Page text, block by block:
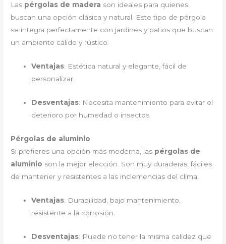
Las pérgolas de madera son ideales para quienes
buscan una opción clásica y natural. Este tipo de pérgola
se integra perfectamente con jardines y patios que buscan
un ambiente cálido y rústico.
Ventajas: Estética natural y elegante, fácil de
personalizar.
Desventajas: Necesita mantenimiento para evitar el
deterioro por humedad o insectos.
Pérgolas de aluminio
Si prefieres una opción más moderna, las pérgolas de
aluminio son la mejor elección. Son muy duraderas, fáciles
de mantener y resistentes a las inclemencias del clima.
Ventajas: Durabilidad, bajo mantenimiento,
resistente a la corrosión.
Desventajas: Puede no tener la misma calidez que